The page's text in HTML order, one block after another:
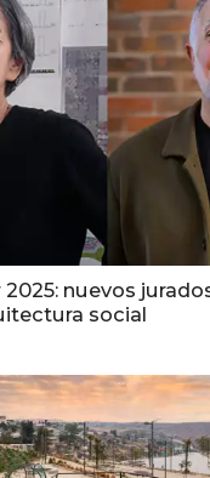
nuevos
social